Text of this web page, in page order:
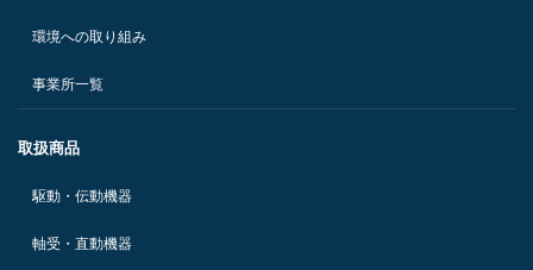
環境への取り組み
事業所一覧
取扱商品
駆動・伝動機器
軸受・直動機器